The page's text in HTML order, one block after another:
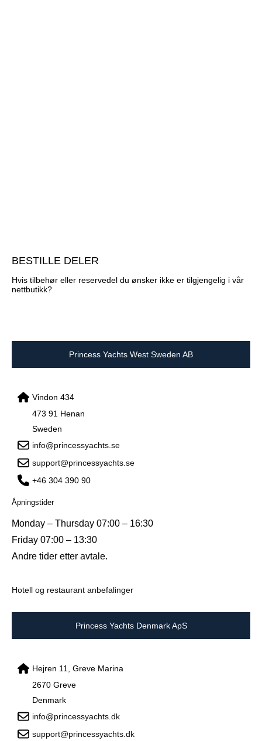
BESTILLE DELER
Hvis tilbehør eller reservedel du ønsker ikke er tilgjengelig i vår
nettbutikk?
Princess Yachts West Sweden AB
Vindon 434
473 91 Henan
Sweden
info@princessyachts.se
support@princessyachts.se
+46 304 390 90
Åpningstider
Monday – Thursday 07:00 – 16:30
Friday 07:00 – 13:30
Andre tider etter avtale.
Hotell og restaurant anbefalinger
Princess Yachts Denmark ApS
Hejren 11, Greve Marina
2670 Greve
Denmark
info@princessyachts.dk
support@princessyachts.dk